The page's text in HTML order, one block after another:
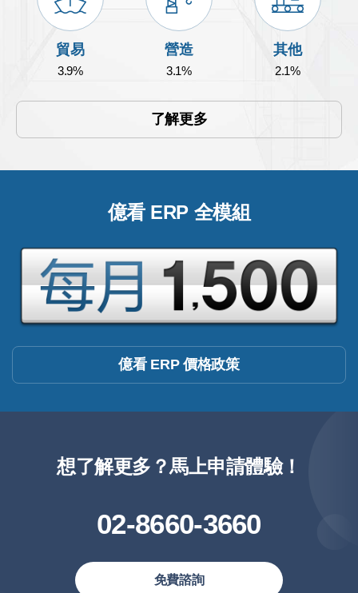
貿易
3.9%
營造
3.1%
其他
2.1%
了解更多
億看 ERP 全模組
億看 ERP 價格政策
想了解更多？馬上申請體驗！
02-8660-3660
免費諮詢